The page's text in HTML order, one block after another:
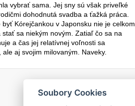
vybrať sama. Jej sny sú však priveľké
dohodnutá svadba a ťažká práca.
Kórejčankou v Japonsku nie je celkom
sa niekým novým. Zatiaľ čo sa na
a čas jej relatívnej voľnosti sa
aj svojim milovaným. Naveky.
Soubory Cookies